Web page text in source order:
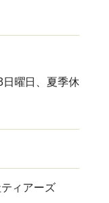
曜日、夏季休
ィアーズ